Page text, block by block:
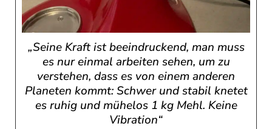
„Seine Kraft ist beeindruckend, man muss
es nur einmal arbeiten sehen, um zu
verstehen, dass es von einem anderen
Planeten kommt: Schwer und stabil knetet
es ruhig und mühelos 1 kg Mehl. Keine
Vibration“